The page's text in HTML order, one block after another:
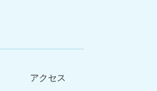
アクセス